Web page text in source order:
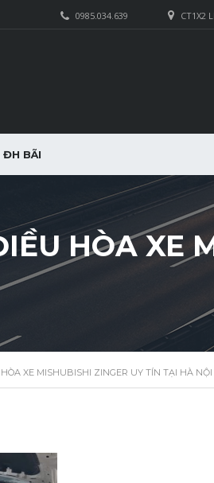
CT1X2
0985.034.639
ĐH BÃI
HÒA XE
XE MISHUBISHI ZINGER UY TÍN TẠI HÀ NỘI